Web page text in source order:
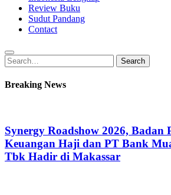
Review Buku
Sudut Pandang
Contact
Search
for:
Search
Breaking News
Synergy Roadshow 2026, Badan
Keuangan Haji dan PT Bank
Tbk Hadir di Makassar